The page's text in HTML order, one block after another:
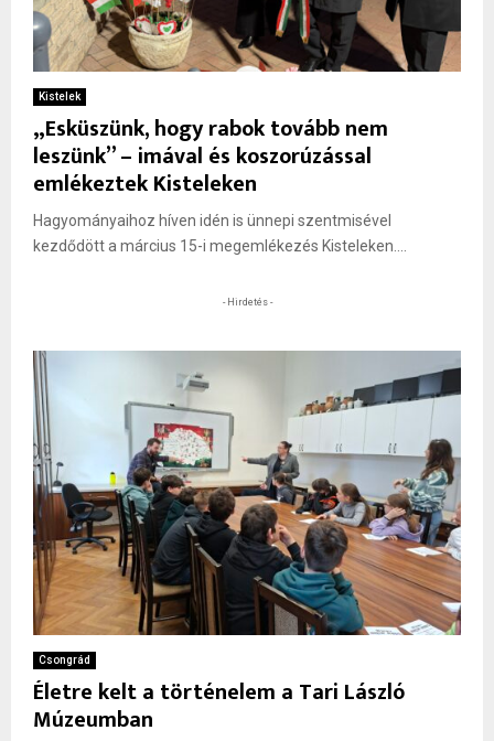
Kistelek
„Esküszünk, hogy rabok tovább nem
leszünk” – imával és koszorúzással
emlékeztek Kisteleken
Hagyományaihoz híven idén is ünnepi szentmisével
kezdődött a március 15-i megemlékezés Kisteleken....
- Hirdetés -
Csongrád
Életre kelt a történelem a Tari László
Múzeumban